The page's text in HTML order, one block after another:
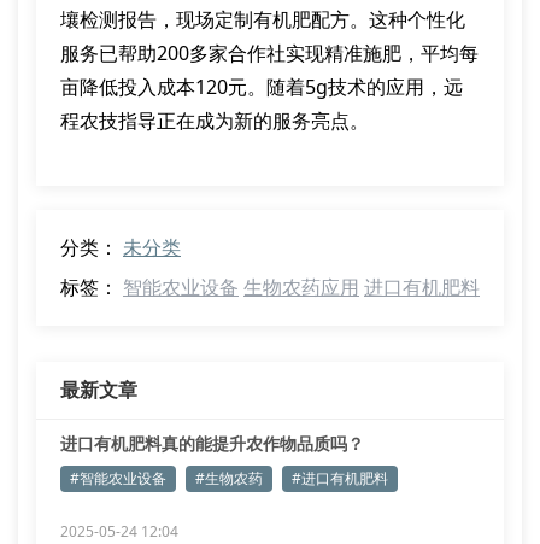
壤检测报告，现场定制有机肥配方。这种个性化
服务已帮助200多家合作社实现精准施肥，平均每
亩降低投入成本120元。随着5g技术的应用，远
程农技指导正在成为新的服务亮点。
分类： 未分类
标签： 智能农业设备 生物农药应用 进口有机肥料
最新文章
进口有机肥料真的能提升农作物品质吗？
#智能农业设备 #生物农药 #进口有机肥料
2025-05-24 12:04